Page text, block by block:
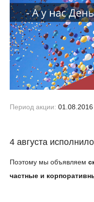
Период акции:
4 августа
Поэтому мы объявляем
частные и